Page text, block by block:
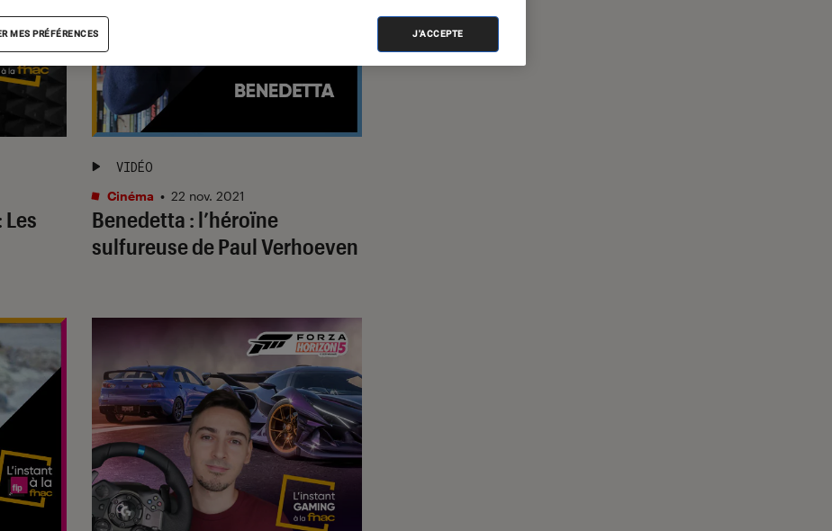
Les
Benedetta : l’héroïne
sulfureuse de Paul Verhoeven
VIDÉO
Cinéma • 22 nov. 2021
MES PRÉFÉRENCES J'ACCEPTE